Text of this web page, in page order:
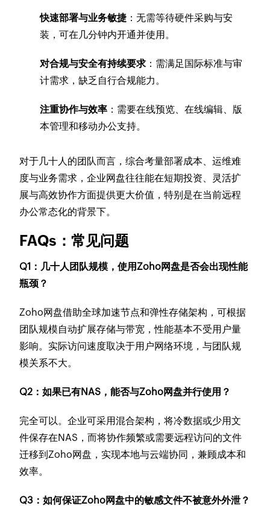
快速部署与业务敏捷 ：无需等待硬件采购与安
装，可在几分钟内开通并使用。
对合规与安全有持续要求：需满足国际标准与审
计需求，缺乏自行合规能力。
注重协作与效率 ：需要在线预览、在线编辑、版
本管理和移动办公支持。
对于几十人的团队而言，综合考量部署成本、运维难
度与业务需求，企业网盘往往能在短期投资、灵活扩
展与高效协作方面提供更大价值，特别是在当前远程
办公常态化的背景下。
FAQs：常见问题
Q1：几十人团队规模，使用Zoho网盘是否会出现性能
瓶颈？
Zoho网盘借助全球加速节点和弹性存储架构，可根据
团队规模自动扩展存储与带宽，性能基本不受用户量
影响。实际访问速度取决于用户网络环境，与团队规
模关系不大。
Q2：如果已有NAS，能否与Zoho网盘并行使用？
完全可以。企业可采用混合架构，将冷数据或少用文
件保存在NAS，而将协作频繁或需要远程访问的文件
迁移到Zoho网盘，实现本地与云端协同，兼顾成本和
效率。
Q3：如何保证Zoho网盘中的敏感文件不被意外外泄？